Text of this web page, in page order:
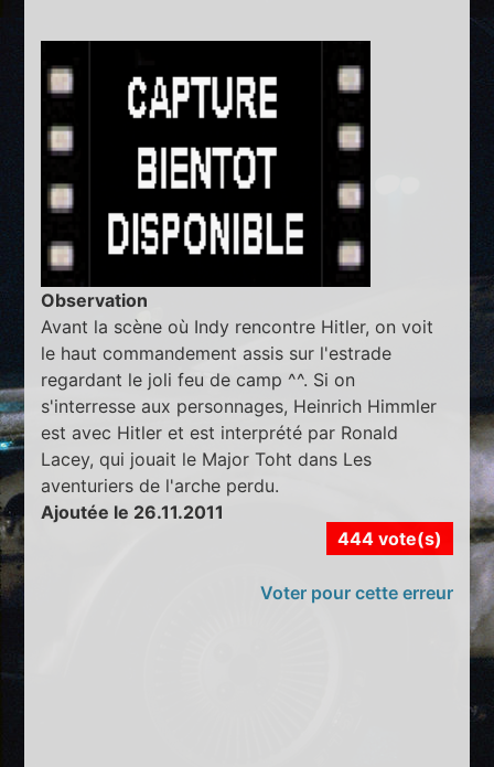
Observation
Avant la scène où Indy rencontre Hitler, on voit
le haut commandement assis sur l'estrade
regardant le joli feu de camp ^^. Si on
s'interresse aux personnages, Heinrich Himmler
est avec Hitler et est interprété par Ronald
Lacey, qui jouait le Major Toht dans Les
aventuriers de l'arche perdu.
Ajoutée le 26.11.2011
444 vote(s)
Voter pour cette erreur